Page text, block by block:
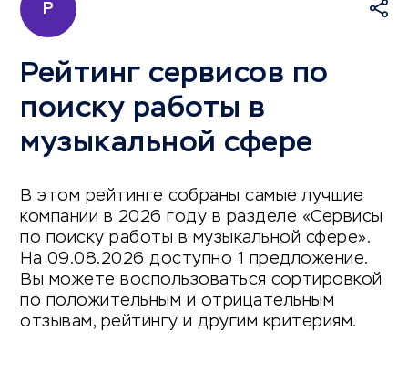
Р
Рейтинг сервисов по
поиску работы в
музыкальной сфере
В этом рейтинге собраны самые лучшие
компании в 2026 году в разделе «Сервисы
по поиску работы в музыкальной сфере».
На 09.08.2026 доступно 1 предложение.
Вы можете воспользоваться сортировкой
по положительным и отрицательным
отзывам, рейтингу и другим критериям.